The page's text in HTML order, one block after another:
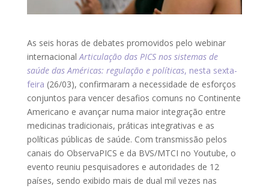
As seis horas de debates promovidos pelo webinar
internacionalArticulação das PICS nos sistemas de
saúde das Américas: regulação e políticas, nesta sexta-
feira (26/03), confirmaram a necessidade de esforços
conjuntos para vencer desafios comuns no Continente
Americano e avançar numa maior integração entre
medicinas tradicionais, práticas integrativas e as
políticas públicas de saúde. Com transmissão pelos
canais do ObservaPICS e da BVS/MTCI no Youtube, o
evento reuniu pesquisadores e autoridades de 12
países, sendo exibido mais de dual mil vezes nas